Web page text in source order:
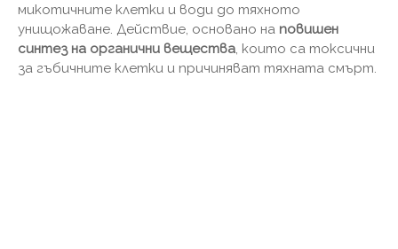
микотичните клетки и води до тяхното
унищожаване. Действие, основано на повишен
синтез на органични вещества , които са токсични
за гъбичните клетки и причиняват тяхната смърт.